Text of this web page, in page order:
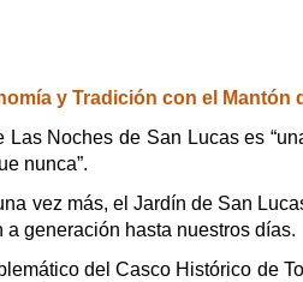
y Tradición con el Mantón
Noches de San Lucas es
nunca”.
vez más, el Jardín de San
generación hasta nuestros días.
del Casco Histórico de